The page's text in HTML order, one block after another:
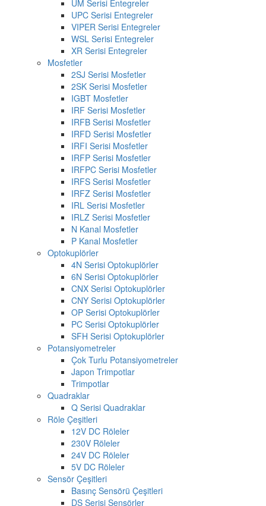
UM Serisi Entegreler
UPC Serisi Entegreler
VIPER Serisi Entegreler
WSL Serisi Entegreler
XR Serisi Entegreler
Mosfetler
2SJ Serisi Mosfetler
2SK Serisi Mosfetler
IGBT Mosfetler
IRF Serisi Mosfetler
IRFB Serisi Mosfetler
IRFD Serisi Mosfetler
IRFI Serisi Mosfetler
IRFP Serisi Mosfetler
IRFPC Serisi Mosfetler
IRFS Serisi Mosfetler
IRFZ Serisi Mosfetler
IRL Serisi Mosfetler
IRLZ Serisi Mosfetler
N Kanal Mosfetler
P Kanal Mosfetler
Optokuplörler
4N Serisi Optokuplörler
6N Serisi Optokuplörler
CNX Serisi Optokuplörler
CNY Serisi Optokuplörler
OP Serisi Optokuplörler
PC Serisi Optokuplörler
SFH Serisi Optokuplörler
Potansiyometreler
Çok Turlu Potansiyometreler
Japon Trimpotlar
Trimpotlar
Quadraklar
Q Serisi Quadraklar
Röle Çeşitleri
12V DC Röleler
230V Röleler
24V DC Röleler
5V DC Röleler
Sensör Çeşitleri
Basınç Sensörü Çeşitleri
DS Serisi Sensörler